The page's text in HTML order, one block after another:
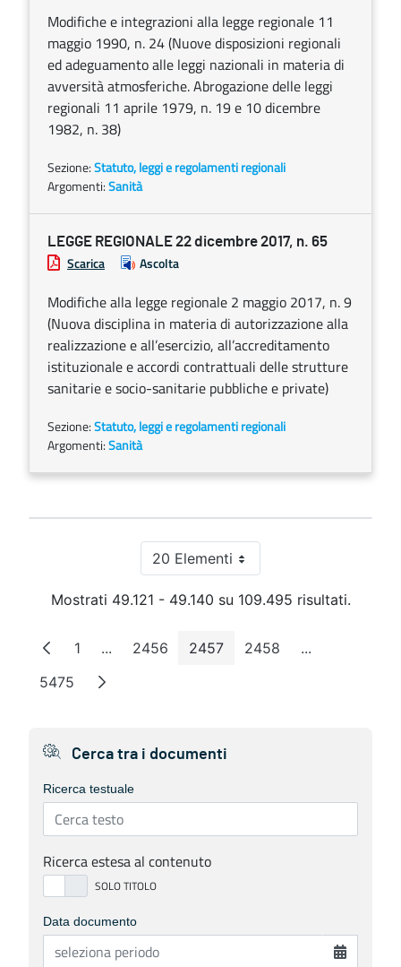
Modifiche e integrazioni alla legge regionale 11
maggio 1990, n. 24 (Nuove disposizioni regionali
ed adeguamento alle leggi nazionali in materia di
avversità atmosferiche. Abrogazione delle leggi
regionali 11 aprile 1979, n. 19 e 10 dicembre
1982, n. 38)
Sezione:Statuto, leggi e regolamenti regionali
Argomenti:Sanità
LEGGE REGIONALE 22 dicembre 2017, n. 65
Scarica Ascolta
Modifiche alla legge regionale 2 maggio 2017, n. 9
(Nuova disciplina in materia di autorizzazione alla
realizzazione e all’esercizio, all’accreditamento
istituzionale e accordi contrattuali delle strutture
sanitarie e socio-sanitarie pubbliche e private)
Sezione:Statuto, leggi e regolamenti regionali
Argomenti:Sanità
20 ElementiPer pagina
Mostrati 49.121 - 49.140 su 109.495 risultati.
Pagina
1 ...Pagine intermedie
Pagina
2456 Pagina
2457 Pagina
2458 ...Pagine
Pagina
5475
Cerca tra i documenti
Ricerca testuale
Ricerca estesa al contenuto
Data documento